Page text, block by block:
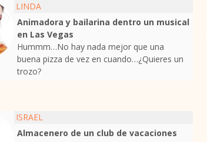
LINDA
Animadora y bailarina dentro un musical
en Las Vegas
Hummm…No hay nada mejor que una
buena pizza de vez en cuando…¿Quieres un
trozo?
ISRAEL
Almacenero de un club de vacaciones